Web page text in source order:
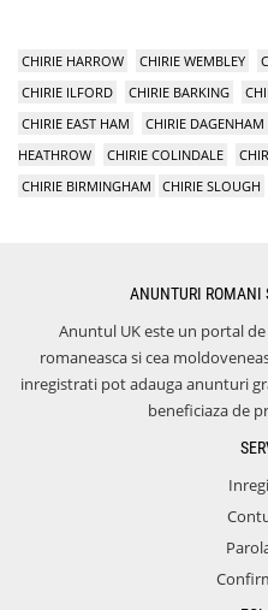
CHIRIE HARROW CHIRIE WEMBLEY
CHIRIE ILFORD
CHIRIE BARKING
CHIRIE EAST HAM
CHIRIE DAGENHAM
HEATHROW
CHIRIE COLINDALE
CHIRIE BIRMINGHAM
CHIRIE SLOUGH
ANUNTURI
Anuntul UK este un portal
romaneasca si cea
inregistrati pot adauga anunturi
beneficiaza de